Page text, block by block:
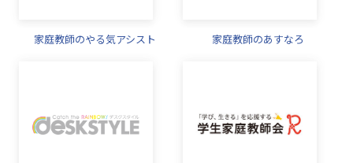
家庭教師のやる気アシスト 家庭教師のあすなろ